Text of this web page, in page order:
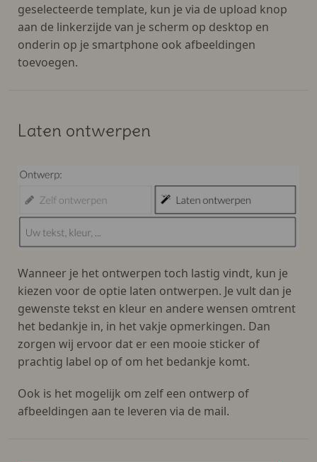
geselecteerde template, kun je via de upload knop
aan de linkerzijde van je scherm op desktop en
onderin op je smartphone ook afbeeldingen
toevoegen.
Laten ontwerpen
Wanneer je het ontwerpen toch lastig vindt, kun je
kiezen voor de optie laten ontwerpen. Je vult dan je
gewenste tekst en kleur en andere wensen omtrent
het bedankje in, in het vakje opmerkingen. Dan
zorgen wij ervoor dat er een mooie sticker of
prachtig label op of om het bedankje komt.
Ook is het mogelijk om zelf een ontwerp of
afbeeldingen aan te leveren via de mail.